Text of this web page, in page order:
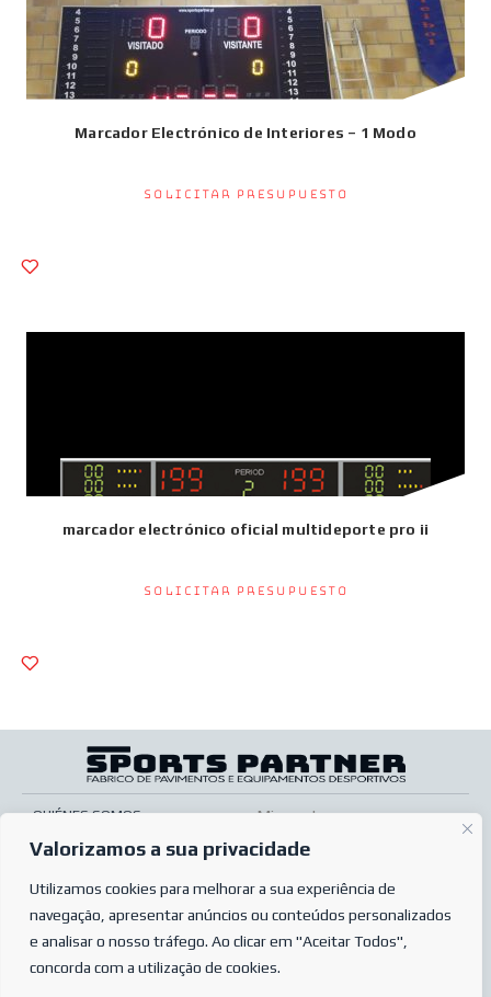
Valorizamos a sua privacidade
Utilizamos cookies para melhorar a sua experiência de
navegação, apresentar anúncios ou conteúdos personalizados
e analisar o nosso tráfego. Ao clicar em "Aceitar Todos",
concorda com a utilização de cookies.
Marcador Electrónico de Interiores – 1 Modo
Solicitar presupuesto
marcador electrónico oficial multideporte pro ii
Solicitar presupuesto
QUIÉNES SOMOS
SERVICIOS
TIENDA ONLINE
PREGUNTAS MÁS FRECUENTES
POLÍTICA DE PRIVACIDAD
Mi cuenta
Pos venta
Condiciones de venta
Condiciones de pedido
Complaints book